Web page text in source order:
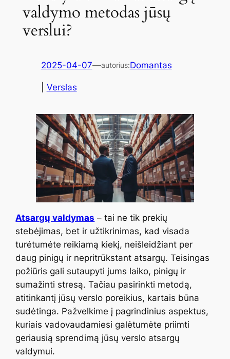
valdymo metodas jūsų
verslui?
2025-04-07—autorius:Domantas
Verslas
Atsargų valdymas – tai ne tik prekių
stebėjimas, bet ir užtikrinimas, kad visada
turėtumėte reikiamą kiekį, neišleidžiant per
daug pinigų ir nepritrūkstant atsargų. Teisingas
požiūris gali sutaupyti jums laiko, pinigų ir
sumažinti stresą. Tačiau pasirinkti metodą,
atitinkantį jūsų verslo poreikius, kartais būna
sudėtinga. Pažvelkime į pagrindinius aspektus,
kuriais vadovaudamiesi galėtumėte priimti
geriausią sprendimą jūsų verslo atsargų
valdymui.